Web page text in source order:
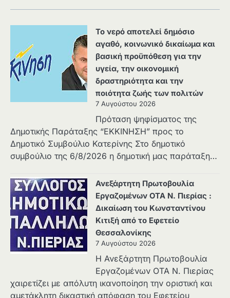
Το νερό αποτελεί δημόσιο
αγαθό, κοινωνικό δικαίωμα και
βασική προϋπόθεση για την
υγεία, την οικονομική
δραστηριότητα και την
ποιότητα ζωής των πολιτών
7 Αυγούστου 2026
Πρόταση ψηφίσματος της
Δημοτικής Παράταξης “ΕΚΚΙΝΗΣΗ” προς το
Δημοτικό Συμβούλιο Κατερίνης Στο δημοτικό
συμβούλιο της 6/8/2026 η δημοτική μας παράταξη…
Ανεξάρτητη Πρωτοβουλία
Εργαζομένων ΟΤΑ Ν. Πιερίας :
Δικαίωση του Κωνσταντίνου
Κιτιξή από το Εφετείο
Θεσσαλονίκης
7 Αυγούστου 2026
Η Ανεξάρτητη Πρωτοβουλία
Εργαζομένων ΟΤΑ Ν. Πιερίας
χαιρετίζει με απόλυτη ικανοποίηση την οριστική και
αμετάκλητη δικαστική απόφαση του Εφετείου